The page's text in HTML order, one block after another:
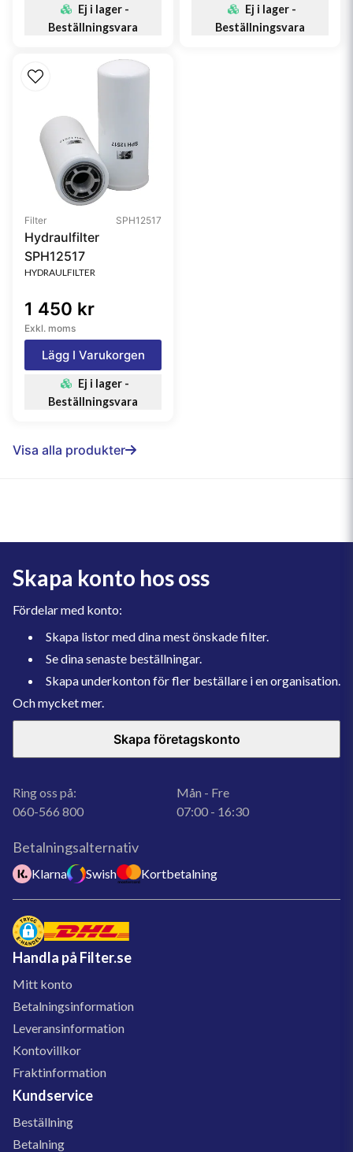
Ej i lager -
Beställningsvara
Ej i lager -
Beställningsvara
Filter SPH12517
Hydraulfilter
SPH12517
HYDRAULFILTER
1 450 kr
Exkl. moms
Lägg I Varukorgen
Ej i lager -
Beställningsvara
Visa alla produkter
Skapa konto hos oss
Fördelar med konto:
Skapa listor med dina mest önskade filter.
Se dina senaste beställningar.
Skapa underkonton för fler beställare i en organisation.
Och mycket mer.
Skapa företagskonto
Ring oss på:
060-566 800
Mån - Fre
07:00 - 16:30
Betalningsalternativ
Klarna Swish Kortbetalning
Handla på Filter.se
Mitt konto
Betalningsinformation
Leveransinformation
Kontovillkor
Fraktinformation
Kundservice
Beställning
Betalning